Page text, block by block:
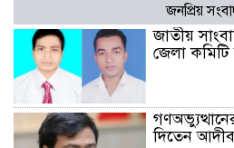
জনপ্রিয়
জাতীয়
জেলা
দিতেন